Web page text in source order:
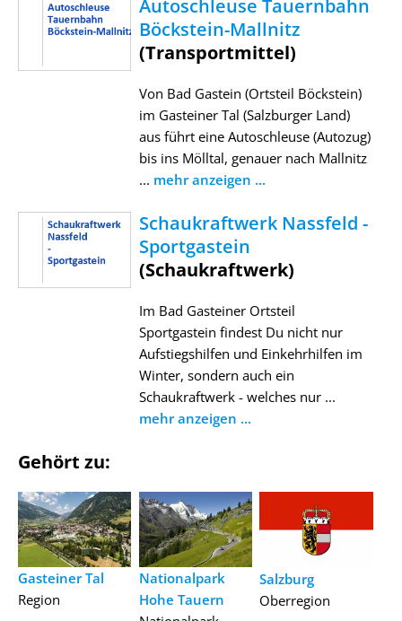
Autoschleuse Tauernbahn
Böckstein-Mallnitz
(Transportmittel)
Von Bad Gastein (Ortsteil Böckstein)
im Gasteiner Tal (Salzburger Land)
aus führt eine Autoschleuse (Autozug)
bis ins Mölltal, genauer nach Mallnitz
... mehr anzeigen ...
Schaukraftwerk Nassfeld -
Sportgastein
(Schaukraftwerk)
Im Bad Gasteiner Ortsteil
Sportgastein findest Du nicht nur
Aufstiegshilfen und Einkehrhilfen im
Winter, sondern auch ein
Schaukraftwerk - welches nur ...
mehr anzeigen ...
Gehört zu:
Gasteiner Tal
Region
Nationalpark
Hohe Tauern
Salzburg
Oberregion